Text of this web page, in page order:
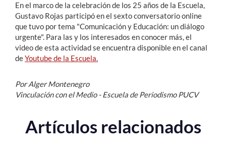
En el marco de la celebración de los 25 años de la Escuela,
Gustavo Rojas participó en el sexto conversatorio online
que tuvo por tema "Comunicación y Educación: un diálogo
urgente". Para las y los interesados en conocer más, el
video de esta actividad se encuentra disponible en el canal
deYoutube de la Escuela.
Por Alger Montenegro
Vinculación con el Medio - Escuela dePeriodismo PUCV
Artículos relacionados